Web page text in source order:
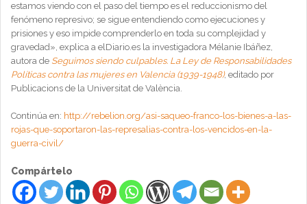
estamos viendo con el paso del tiempo es el reduccionismo del
fenómeno represivo; se sigue entendiendo como ejecuciones y
prisiones y eso impide comprenderlo en toda su complejidad y
gravedad», explica a elDiario.es la investigadora Mélanie Ibáñez,
autora de Seguimos siendo culpables. La Ley de Responsabilidades
Políticas contra las mujeres en Valencia (1939-1948), editado por
Publicacions de la Universitat de València.
Continúa en: http://rebelion.org/asi-saqueo-franco-los-bienes-a-las-
rojas-que-soportaron-las-represalias-contra-los-vencidos-en-la-
guerra-civil/
Compártelo